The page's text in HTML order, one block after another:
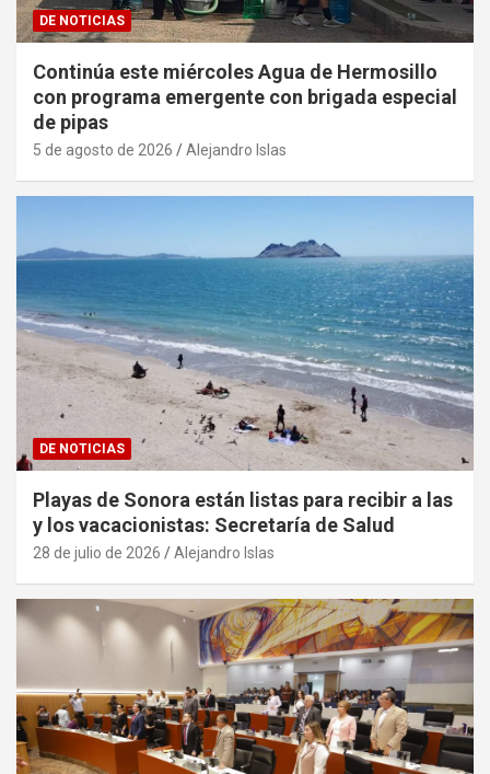
DE NOTICIAS
Continúa este miércoles Agua de Hermosillo
con programa emergente con brigada especial
de pipas
5 de agosto de 2026 Alejandro Islas
DE NOTICIAS
Playas de Sonora están listas para recibir a las
y los vacacionistas: Secretaría de Salud
28 de julio de 2026 Alejandro Islas